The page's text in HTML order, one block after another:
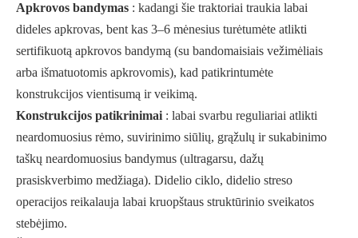
Apkrovos bandymas : kadangi šie traktoriai traukia labai
dideles apkrovas, bent kas 3–6 mėnesius turėtumėte atlikti
sertifikuotą apkrovos bandymą (su bandomaisiais vežimėliais
arba išmatuotomis apkrovomis), kad patikrintumėte
konstrukcijos vientisumą ir veikimą.
Konstrukcijos patikrinimai : labai svarbu reguliariai atlikti
neardomuosius rėmo, suvirinimo siūlių, grąžulų ir sukabinimo
taškų neardomuosius bandymus (ultragarsu, dažų
prasiskverbimo medžiaga). Didelio ciklo, didelio streso
operacijos reikalauja labai kruopštaus struktūrinio sveikatos
stebėjimo.